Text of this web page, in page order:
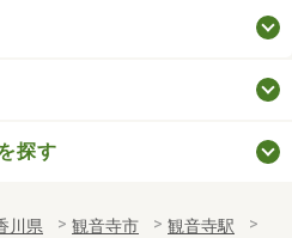
探す
川県 観音寺市
観音寺駅